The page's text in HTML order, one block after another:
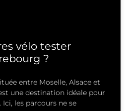
vélo tester
?
entre Moselle, Alsace et
une destination idéale pour
les parcours ne se